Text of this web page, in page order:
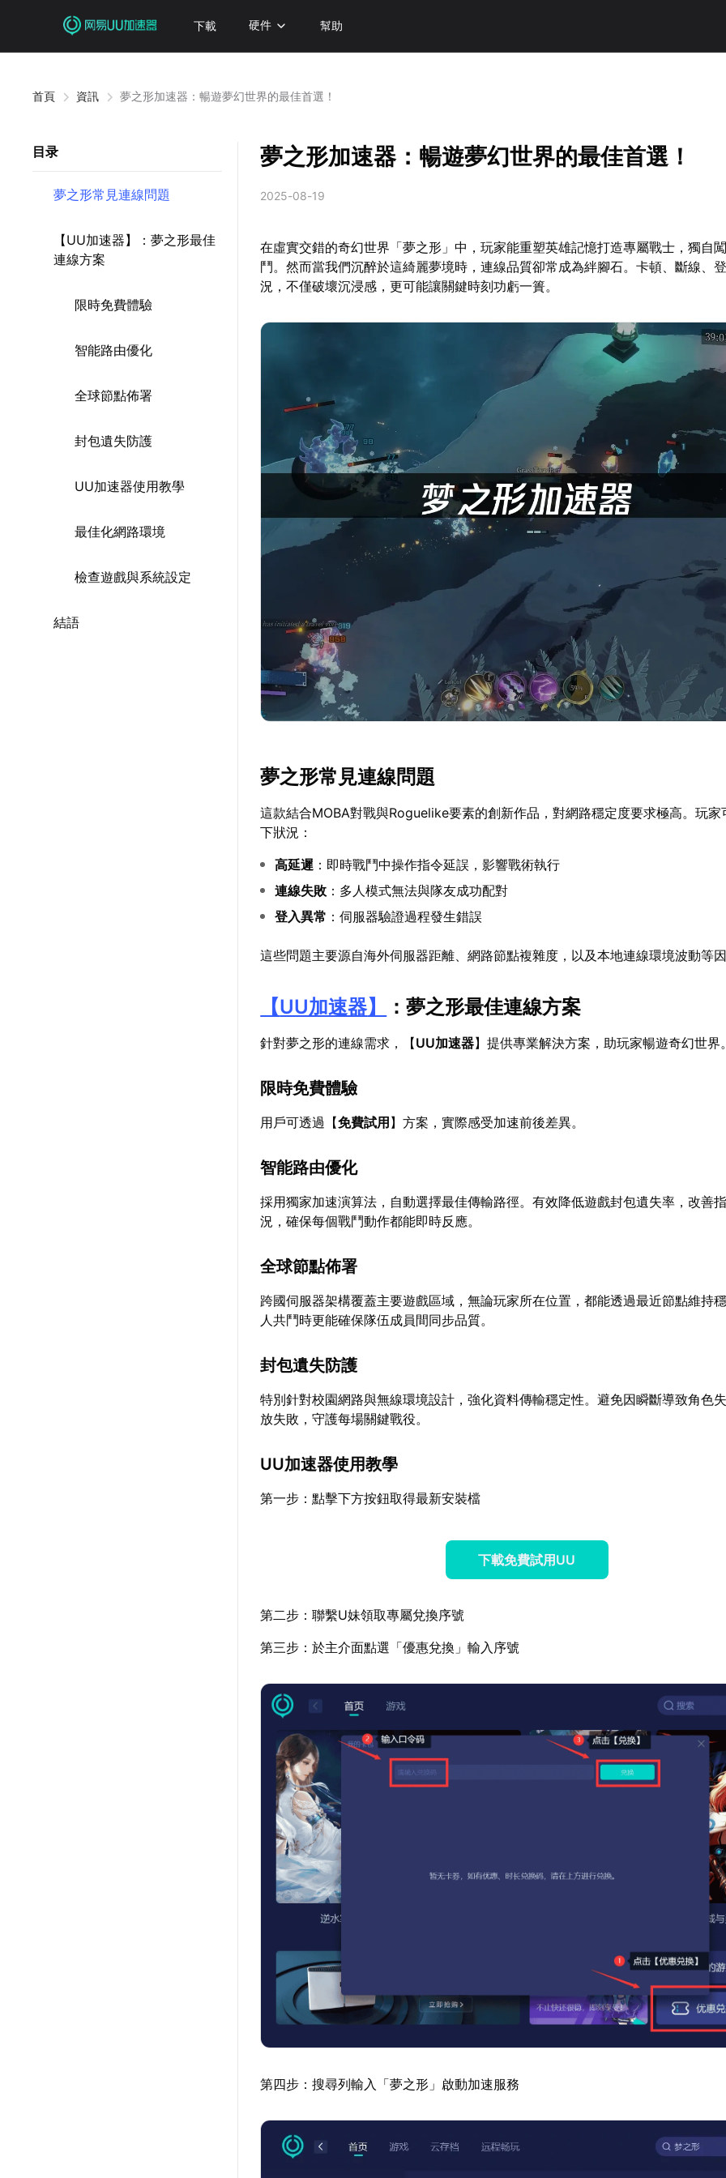
下載 硬件 幫助
首頁 資訊 夢之形加速器：暢遊夢幻世界的最佳首選！
目录
夢之形常見連線問題
【UU加速器】：夢之形最佳
連線方案
限時免費體驗
智能路由優化
全球節點佈署
封包遺失防護
UU加速器使用教學
最佳化網路環境
檢查遊戲與系統設定
結語
夢之形加速器：暢遊夢幻世界的最佳首選！
2025-08-19
在虛實交錯的奇幻世界「夢之形」中，玩家能重塑英雄記憶打造專屬戰士，獨自
鬥。然而當我們沉醉於這綺麗夢境時，連線品質卻常成為絆腳石。卡頓、斷線、
況，不僅破壞沉浸感，更可能讓關鍵時刻功虧一簣。
夢之形常見連線問題
這款結合MOBA對戰與Roguelike要素的創新作品，對網路穩定度要求極高。玩家
下狀況：
高延遲 ：即時戰鬥中操作指令延誤，影響戰術執行
連線失敗 ：多人模式無法與隊友成功配對
登入異常 ：伺服器驗證過程發生錯誤
這些問題主要源自海外伺服器距離、網路節點複雜度，以及本地連線環境波動等因
【UU加速器】 ：夢之形最佳連線方案
針對夢之形的連線需求，【UU加速器】提供專業解決方案，助玩家暢遊奇幻世界。
限時免費體驗
用戶可透過【免費試用】方案，實際感受加速前後差異。
智能路由優化
採用獨家加速演算法，自動選擇最佳傳輸路徑。有效降低遊戲封包遺失率，改善
況，確保每個戰鬥動作都能即時反應。
全球節點佈署
跨國伺服器架構覆蓋主要遊戲區域，無論玩家所在位置，都能透過最近節點維持
人共鬥時更能確保隊伍成員間同步品質。
封包遺失防護
特別針對校園網路與無線環境設計，強化資料傳輸穩定性。避免因瞬斷導致角色
放失敗，守護每場關鍵戰役。
UU加速器使用教學
第一步：點擊下方按鈕取得最新安裝檔
下載免費試用UU
第二步：聯繫U妹領取專屬兌換序號
第三步：於主介面點選「優惠兌換」輸入序號
第四步：搜尋列輸入「夢之形」啟動加速服務